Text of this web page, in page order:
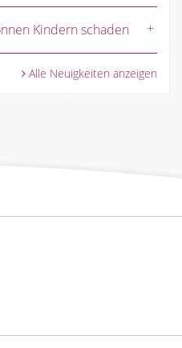
Kindern schaden
Alle Neuigkeiten anzeigen